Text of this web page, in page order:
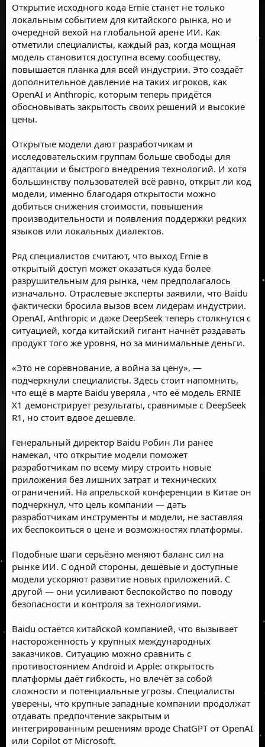
Открытие исходного кода Ernie станет не только
локальным событием для китайского рынка, но и
очередной вехой на глобальной арене ИИ. Как
отметили специалисты, каждый раз, когда мощная
модель становится доступна всему сообществу,
повышается планка для всей индустрии. Это создаёт
дополнительное давление на таких игроков, как
OpenAI и Anthropic, которым теперь придётся
обосновывать закрытость своих решений и высокие
цены.
Открытые модели дают разработчикам и
исследовательским группам больше свободы для
адаптации и быстрого внедрения технологий. И хотя
большинству пользователей всё равно, открыт ли код
модели, именно благодаря открытости можно
добиться снижения стоимости, повышения
производительности и появления поддержки редких
языков или локальных диалектов.
Ряд специалистов считают, что выход Ernie в
открытый доступ может оказаться куда более
разрушительным для рынка, чем предполагалось
изначально. Отраслевые эксперты заявили, что Baidu
фактически бросила вызов всем лидерам индустрии.
OpenAI, Anthropic и даже DeepSeek теперь столкнутся с
ситуацией, когда китайский гигант начнёт раздавать
продукт того же уровня, но за минимальные деньги.
«Это не соревнование, а война за цену», —
подчеркнули специалисты. Здесь стоит напомнить,
что ещё в марте Baidu уверяла , что её модель ERNIE
X1 демонстрирует результаты, сравнимые с DeepSeek
R1, но стоит вдвое дешевле.
Генеральный директор Baidu Робин Ли ранее
намекал, что открытие модели поможет
разработчикам по всему миру строить новые
приложения без лишних затрат и технических
ограничений. На апрельской конференции в Китае он
подчеркнул, что цель компании — дать
разработчикам инструменты и модели, не заставляя
их беспокоиться о цене и возможностях платформы.
Подобные шаги серьёзно меняют баланс сил на
рынке ИИ. С одной стороны, дешёвые и доступные
модели ускоряют развитие новых приложений. С
другой — они усиливают беспокойство по поводу
безопасности и контроля за технологиями.
Baidu остаётся китайской компанией, что вызывает
настороженность у крупных международных
заказчиков. Ситуацию можно сравнить с
противостоянием Android и Apple: открытость
платформы даёт гибкость, но влечёт за собой
сложности и потенциальные угрозы. Специалисты
уверены, что крупные западные компании продолжат
отдавать предпочтение закрытым и
интегрированным решениям вроде ChatGPT от OpenAI
или Copilot от Microsoft.